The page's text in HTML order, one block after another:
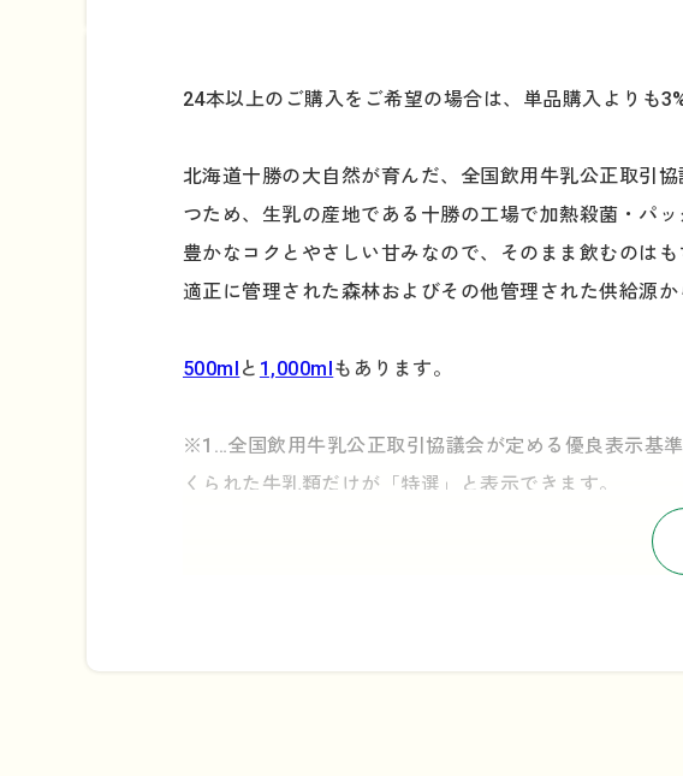
24本以上のご購入をご希望の場合は、単品購入よりも
北海道十勝の大自然が育んだ、全国飲用牛乳公正取引
つため、生乳の産地である十勝の工場で加熱殺菌・パッ
豊かなコクとやさしい甘みなので、そのまま飲むのはも
適正に管理された森林およびその他管理された供給源
500ml と 1,000mlもあります。
※1…全国飲用牛乳公正取引協議会が定める優良表示基
くられた牛乳類だけが「特選」と表示できます。